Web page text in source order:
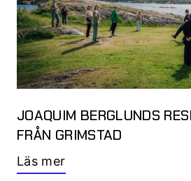
JOAQUIM BERGLUNDS
FRÅN GRIMSTAD
Läs mer